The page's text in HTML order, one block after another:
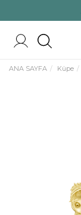
ANA SAYFA Küpe